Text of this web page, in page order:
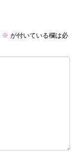
※ が付いている欄は必